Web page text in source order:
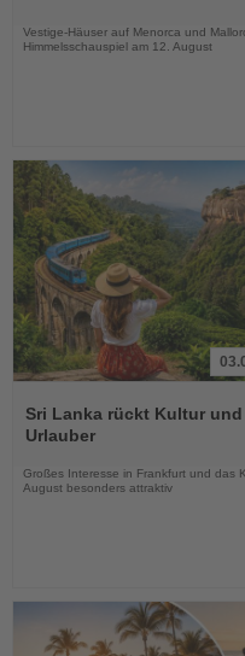
Vestige-Häuser auf Menorca und
Himmelsschauspiel am 12. August
Sie
die
Sri Lanka rückt Kultur
Urlauber
Großes Interesse in Frankfurt und das
August besonders attraktiv